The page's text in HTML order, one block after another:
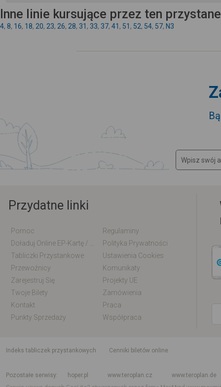
Inne linie kursujące przez ten
4, 8, 16, 18, 20, 23, 26, 28, 31 , 33, 37, 41 , 51 , 52, 54, 57, N3
Przydatne linki
Pomoc
Regulaminy
Polityka Prywatności
Tabliczki Przystankowe
Ustawienia Cookies
Przewoźnicy
Komunikaty
Zarejestruj Się
Projekty UE
Twoje Bilety
Zamówienia
Kontakt
Praca
Punkty Sprzedaży
Współpraca
indeks tabliczek przystankowych
Cenniki biletów online
Pozostałe serwisy
hoper.pl www.teroplan.cz
www.teroplan.de